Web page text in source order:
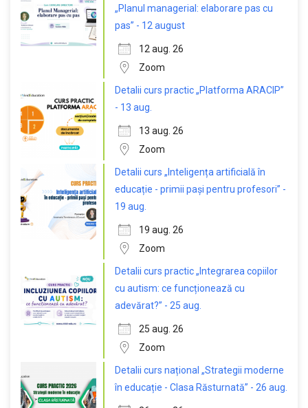
„Planul managerial: elaborare pas cu
pas” - 12 august
12 aug. 26
Zoom
Detalii curs practic „Platforma ARACIP”
- 13 aug.
13 aug. 26
Zoom
Detalii curs „Inteligența artificială în
educație - primii pași pentru profesori” -
19 aug.
19 aug. 26
Zoom
Detalii curs practic „Integrarea copiilor
cu autism: ce funcționează cu
adevărat?” - 25 aug.
25 aug. 26
Zoom
Detalii curs național „Strategii moderne
în educație - Clasa Răsturnată” - 26 aug.